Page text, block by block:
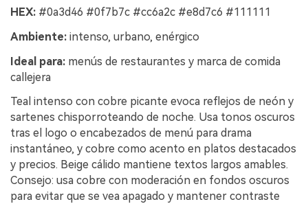
HEX: #0a3d46 #0f7b7c #cc6a2c #e8d7c6 #111111
Ambiente: intenso, urbano, enérgico
Ideal para: menús de restaurantes y marca de comida
callejera
Teal intenso con cobre picante evoca reflejos de neón y
sartenes chisporroteando de noche. Usa tonos oscuros
tras el logo o encabezados de menú para drama
instantáneo, y cobre como acento en platos destacados
y precios. Beige cálido mantiene textos largos amables.
Consejo: usa cobre con moderación en fondos oscuros
para evitar que se vea apagado y mantener contraste